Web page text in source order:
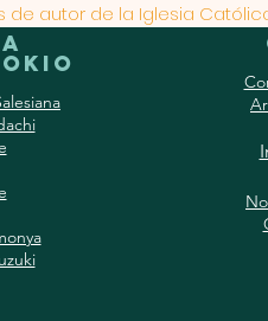
de autor de la Iglesia